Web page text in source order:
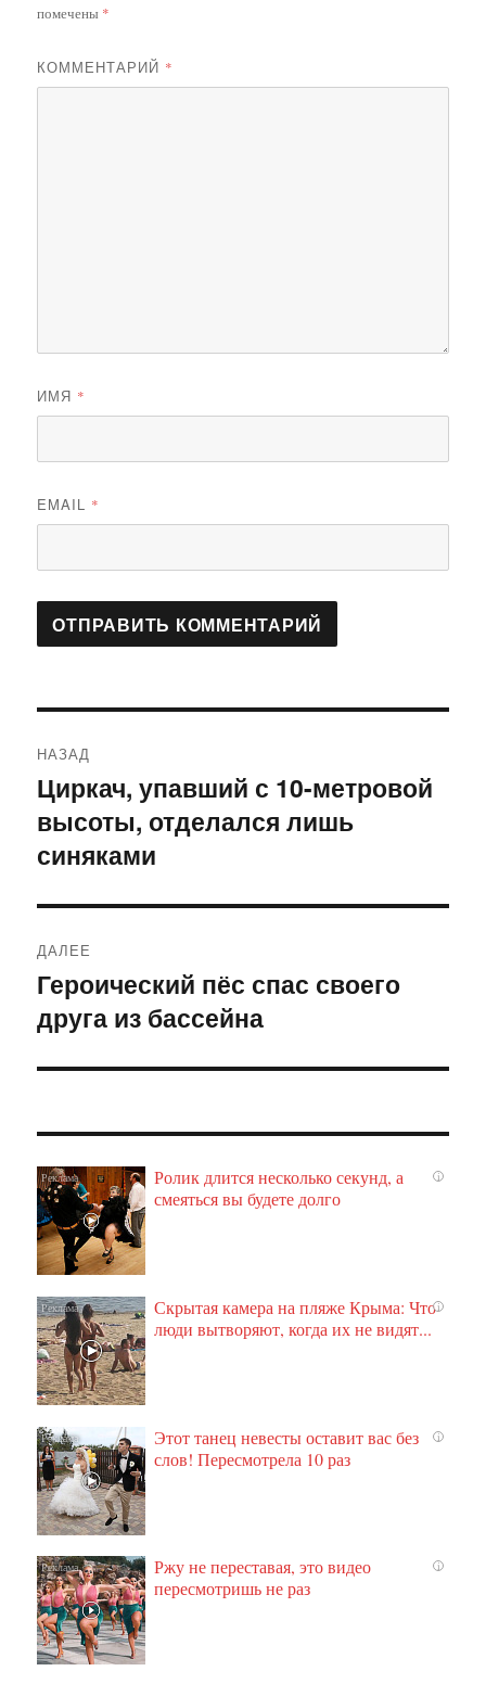
помечены *
КОММЕНТАРИЙ *
ИМЯ *
EMAIL *
по
записям
НАЗАД
Предыдущая
запись:
Циркач, упавший с 10-метровой
высоты, отделался лишь
синяками
ДАЛЕЕ
Следующая
запись:
Героический пёс спас своего
друга из бассейна
i
Ролик длится несколько секунд, а
смеяться вы будете долго
i
Скрытая камера на пляже Крыма: Что
люди вытворяют, когда их не видят...
i
Этот танец невесты оставит вас без
слов! Пересмотрела 10 раз
i
Ржу не переставая, это видео
пересмотришь не раз